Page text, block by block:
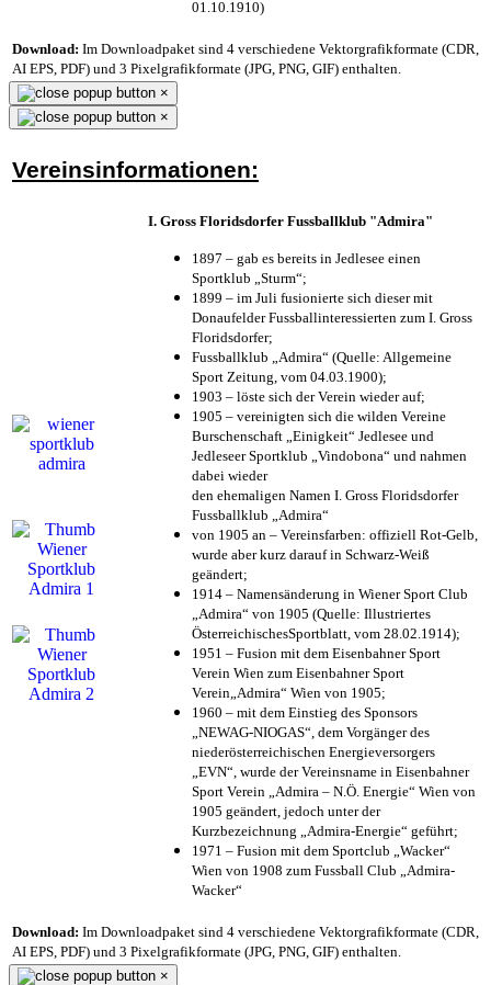
01.10.1910)
Download: Im Downloadpaket sind 4 verschiedene Vektorgrafikformate (CDR,
AI EPS, PDF) und 3 Pixelgrafikformate (JPG, PNG, GIF) enthalten.
×
×
Vereinsinformationen:
I. Gross Floridsdorfer Fussballklub "Admira"
1897 – gab es bereits in Jedlesee einen
Sportklub „Sturm“;
1899 – im Juli fusionierte sich dieser mit
Donaufelder Fussballinteressierten zum I. Gross
Floridsdorfer;
Fussballklub „Admira“ (Quelle: Allgemeine
Sport Zeitung, vom 04.03.1900);
1903 – löste sich der Verein wieder auf;
1905 – vereinigten sich die wilden Vereine
Burschenschaft „Einigkeit“ Jedlesee und
Jedleseer Sportklub „Vindobona“ und nahmen
dabei wieder
den ehemaligen Namen I. Gross Floridsdorfer
Fussballklub „Admira“
von 1905 an – Vereinsfarben: offiziell Rot-Gelb,
wurde aber kurz darauf in Schwarz-Weiß
geändert;
1914 – Namensänderung in Wiener Sport Club
„Admira“ von 1905 (Quelle: Illustriertes
ÖsterreichischesSportblatt, vom 28.02.1914);
1951 – Fusion mit dem Eisenbahner Sport
Verein Wien zum Eisenbahner Sport
Verein„Admira“ Wien von 1905;
1960 – mit dem Einstieg des Sponsors
„NEWAG-NIOGAS“, dem Vorgänger des
niederösterreichischen Energieversorgers
„EVN“, wurde der Vereinsname in Eisenbahner
Sport Verein „Admira – N.Ö. Energie“ Wien von
1905 geändert, jedoch unter der
Kurzbezeichnung „Admira-Energie“ geführt;
1971 – Fusion mit dem Sportclub „Wacker“
Wien von 1908 zum Fussball Club „Admira-
Wacker“
Download: Im Downloadpaket sind 4 verschiedene Vektorgrafikformate (CDR,
AI EPS, PDF) und 3 Pixelgrafikformate (JPG, PNG, GIF) enthalten.
×